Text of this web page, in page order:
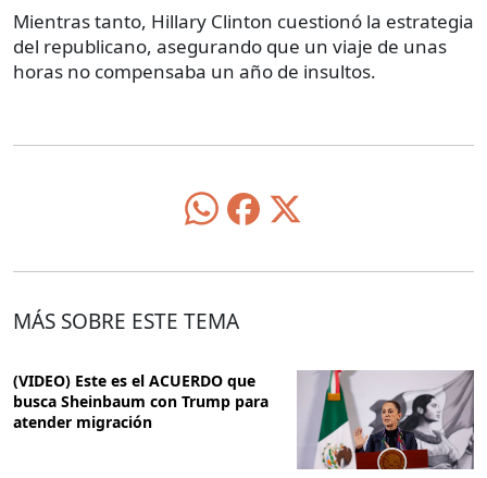
Mientras tanto, Hillary Clinton cuestionó la estrategia
del republicano, asegurando que un viaje de unas
horas no compensaba un año de insultos.
MÁS SOBRE ESTE TEMA
(VIDEO) Este es el ACUERDO que
busca Sheinbaum con Trump para
atender migración